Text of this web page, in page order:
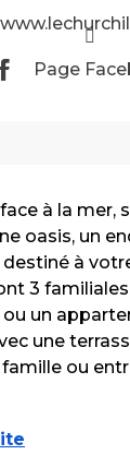
Page
à la mer,
oasis, un
à
3
un
une
famille ou